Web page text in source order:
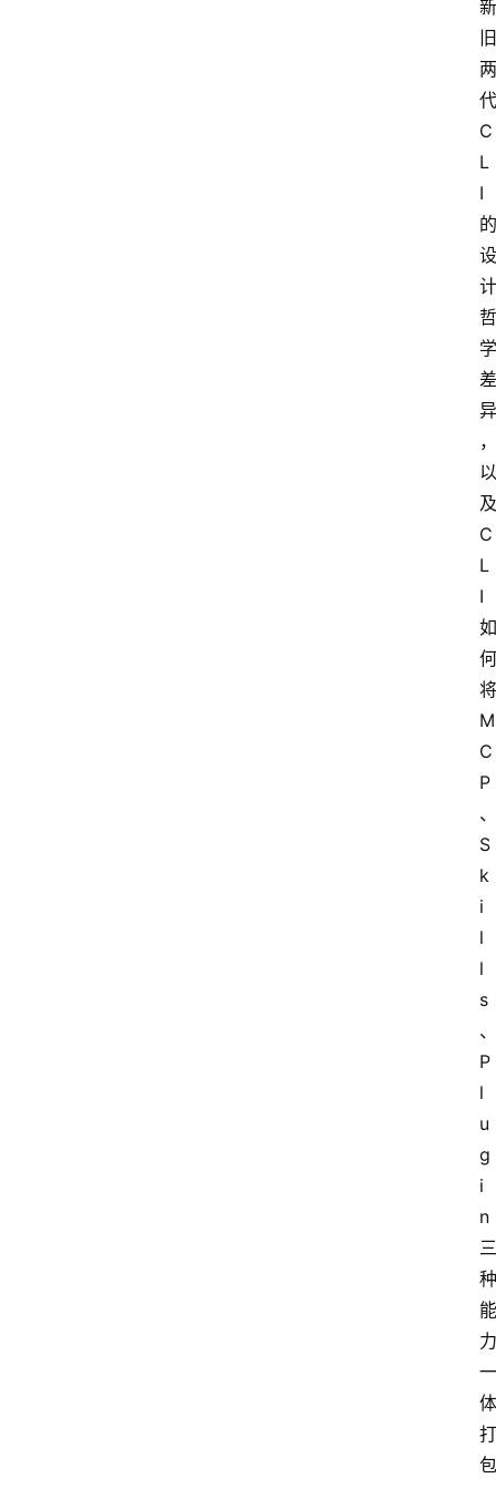
新
旧
两
代
C
L
I
的
设
计
哲
学
差
异
，
以
及
C
L
I
如
何
将
M
C
P
、
S
k
i
l
l
s
、
P
l
u
g
i
n
三
种
能
力
一
体
打
包